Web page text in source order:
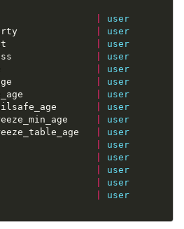
user
user
user
user
user
user
user
user
user
user
user
user
user
user
user